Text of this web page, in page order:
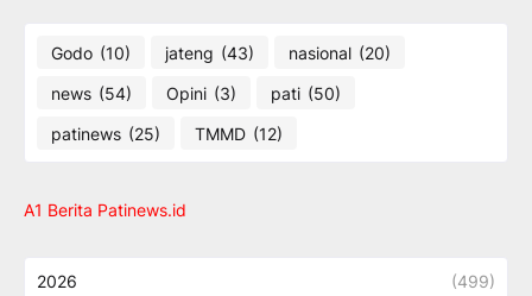
Godo (10) jateng (43) nasional (20)
news (54) Opini (3) pati (50)
patinews (25) TMMD (12)
A1 Berita Patinews.id
2026 (499)